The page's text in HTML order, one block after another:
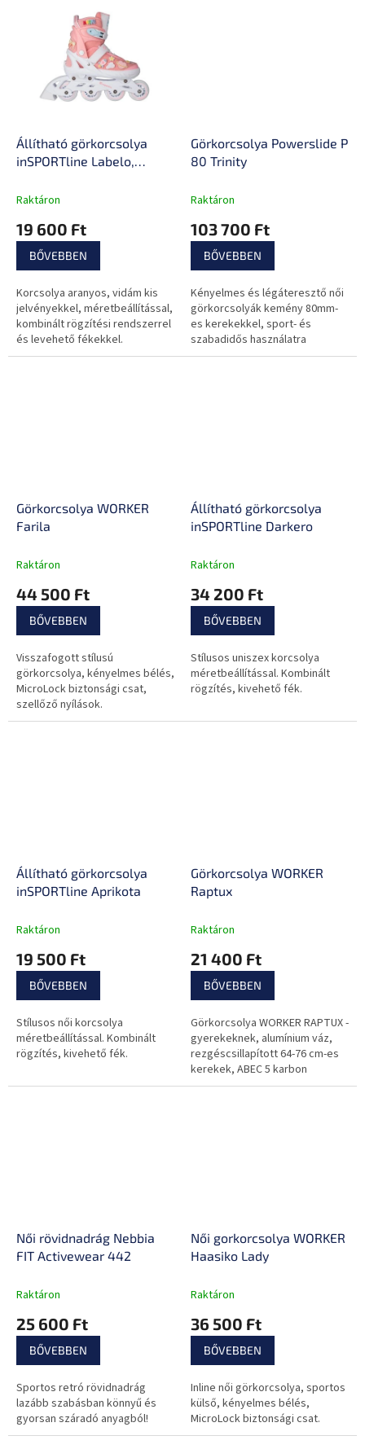
Állítható görkorcsolya
inSPORTline Labelo,
Ankle technológia,
rendszer, állítható
vázméret, PU gumi
Raktáron
19 600 Ft
BŐVEBBEN
Korcsolya aranyos, vidám kis
jelvényekkel, méretbeállítással,
kombinált rögzítési rendszerrel
és levehető fékekkel.
Görkorcsolya Powerslide
80 Trinity
Raktáron
103 700 Ft
BŐVEBBEN
Kényelmes és légáteresztő női
görkorcsolyák kemény 80mm-
es kerekekkel, sport- és
szabadidős használatra
egyaránt! Jól kiegyensúlyozott
Görkorcsolya WORKER
Farila
Raktáron
44 500 Ft
BŐVEBBEN
Visszafogott stílusú
görkorcsolya, kényelmes bélés,
MicroLock biztonsági csat,
szellőző nyílások.
Állítható görkorcsolya
inSPORTline Darkero
Raktáron
34 200 Ft
BŐVEBBEN
Stílusos uniszex korcsolya
méretbeállítással. Kombinált
rögzítés, kivehető fék.
Állítható görkorcsolya
inSPORTline Aprikota
Raktáron
19 500 Ft
BŐVEBBEN
Stílusos női korcsolya
méretbeállítással. Kombinált
rögzítés, kivehető fék.
Görkorcsolya WORKER
Raptux
Raktáron
21 400 Ft
BŐVEBBEN
Görkorcsolya WORKER RAPTUX -
gyerekeknek, alumínium váz,
rezgéscsillapított 64-76 cm-es
kerekek, ABEC 5 karbon
tengelyek, antibakteriális cipő
Női rövidnadrág Nebbia
FIT Activewear 442
Raktáron
25 600 Ft
BŐVEBBEN
Sportos retró rövidnadrág
lazább szabásban könnyű és
gyorsan száradó anyagból!
Női gorkorcsolya WORKER
Haasiko Lady
Raktáron
36 500 Ft
BŐVEBBEN
Inline női görkorcsolya, sportos
külső, kényelmes bélés,
MicroLock biztonsági csat.